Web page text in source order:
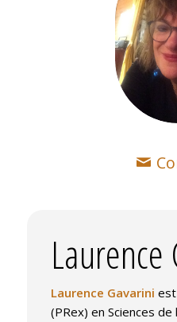
Laurence
Laurence Gavarini
(PRex) en Sciences